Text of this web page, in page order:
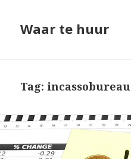
Waar te huur
Tag: incassobureau